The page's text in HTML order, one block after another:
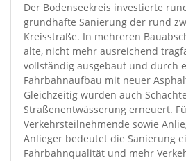
Der Bodenseekreis investierte
grundhafte Sanierung der rund
Kreisstraße. In mehreren
alte, nicht mehr ausreichend
vollständig ausgebaut und durch
Fahrbahnaufbau mit neuer
Gleichzeitig wurden auch
Straßenentwässerung erneuert.
Verkehrsteilnehmende sowie
Anlieger bedeutet die Sanierung
Fahrbahnqualität und mehr